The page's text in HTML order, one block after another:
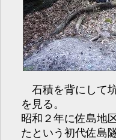
石積を背にして
を見る。
昭和２年に佐島地
たという初代佐島